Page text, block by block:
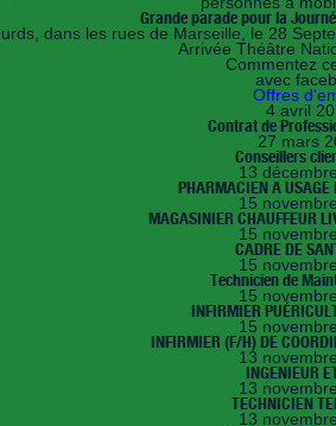
Grande parade pour la
dans les rues de Marseille, le 28
Arrivée Théâtre
Commentez
avec
Offres
4 avril
Contrat de
27 mars
Conseillers
13
PHARMACIEN A
15
MAGASINIER CHAUFFEUR
15
CADRE DE
15
Technicien de
15
INFIRMIER
15
INFIRMIER (F/H) DE
13
INGENIEUR
13
TECHNICIEN
13